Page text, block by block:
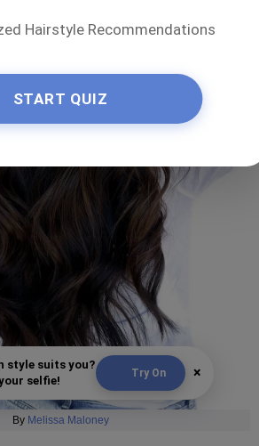
style suits you?
selfie!
Try On ×
By Melissa Maloney
Hairstyle Recommendations
START QUIZ